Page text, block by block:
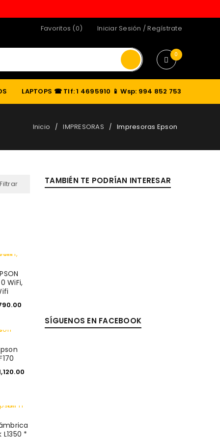
Iniciar Sesión /Regístrate
Favoritos (0)
0
LAPTOPS ☎ Tlf: 1 4695910 📱 Wsp: 994 852 753
Inicio / IMPRESORAS / Impresoras Epson
Filtrar
WiFi,
*
TAMBIÉN TE PODRÍAN INTERESAR
SÍGUENOS EN FACEBOOK